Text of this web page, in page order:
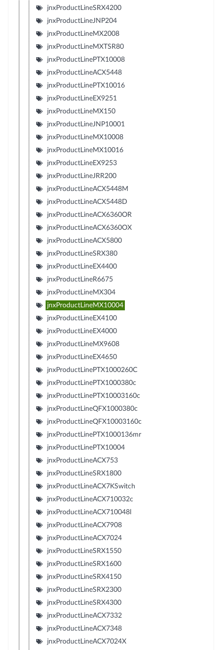
jnxProductLineSRX4200
jnxProductLineJNP204
jnxProductLineMX2008
jnxProductLineMXTSR80
jnxProductLinePTX10008
jnxProductLineACX5448
jnxProductLinePTX10016
jnxProductLineEX9251
jnxProductLineMX150
jnxProductLineJNP10001
jnxProductLineMX10008
jnxProductLineMX10016
jnxProductLineEX9253
jnxProductLineJRR200
jnxProductLineACX5448M
jnxProductLineACX5448D
jnxProductLineACX6360OR
jnxProductLineACX6360OX
jnxProductLineACX5800
jnxProductLineSRX380
jnxProductLineEX4400
jnxProductLineR6675
jnxProductLineMX304
jnxProductLineMX10004
jnxProductLineEX4100
jnxProductLineEX4000
jnxProductLineMX9608
jnxProductLineEX4650
jnxProductLinePTX1000260C
jnxProductLinePTX1000380c
jnxProductLinePTX10003160c
jnxProductLineQFX1000380c
jnxProductLineQFX10003160c
jnxProductLinePTX1000136mr
jnxProductLinePTX10004
jnxProductLineACX753
jnxProductLineSRX1800
jnxProductLineACX7KSwitch
jnxProductLineACX710032c
jnxProductLineACX710048l
jnxProductLineACX7908
jnxProductLineACX7024
jnxProductLineSRX1550
jnxProductLineSRX1600
jnxProductLineSRX4150
jnxProductLineSRX2300
jnxProductLineSRX4300
jnxProductLineACX7332
jnxProductLineACX7348
jnxProductLineACX7024X